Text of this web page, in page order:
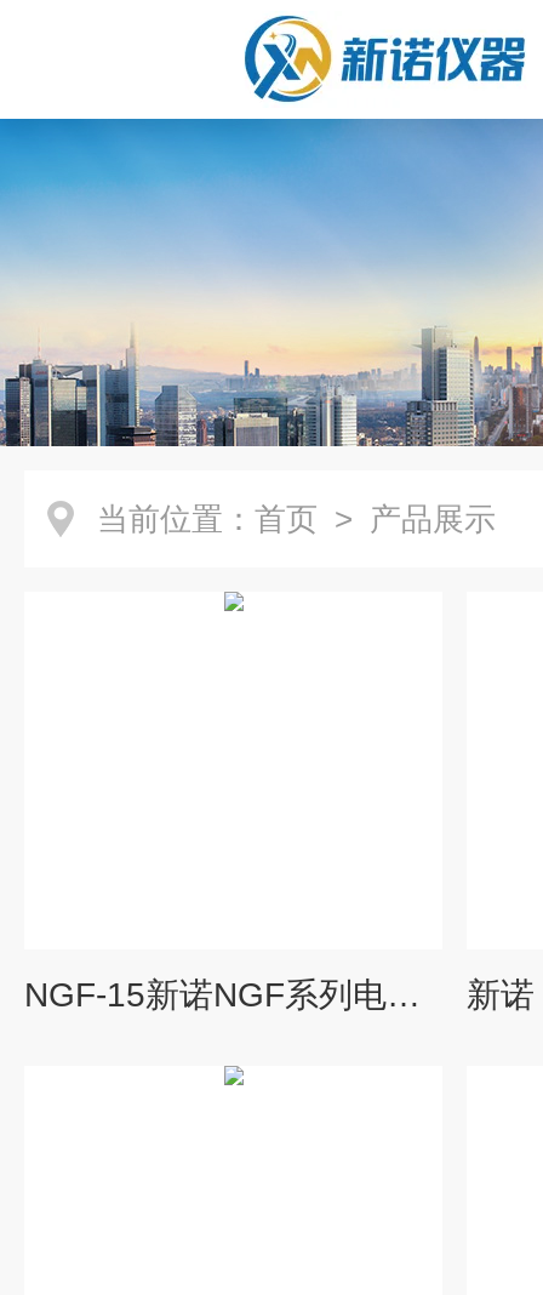
当前位置： 首页 > 产品展示
NGF-15新诺NGF系列电热鼓风干燥箱15L